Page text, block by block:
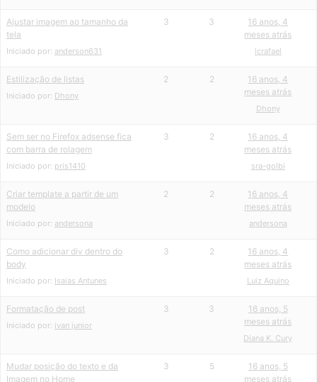
Ajustar imagem ao tamanho da
tela
Iniciado por: anderson631
3 3
16 anos, 4
meses atrás
lcrafael
Estilização de listas
Iniciado por: Dhony
2 2
16 anos, 4
meses atrás
Dhony
Sem ser no Firefox adsense fica
com barra de rolagem
Iniciado por: pris1410
3 2
16 anos, 4
meses atrás
sra-golbi
Criar template a partir de um
modelo
Iniciado por: andersona
2 2
16 anos, 4
meses atrás
andersona
Como adicionar div dentro do
body
Iniciado por: Isaias Antunes
3 2
16 anos, 4
meses atrás
Luiz Aquino
Formatação de post
Iniciado por: ivan junior
3 3
16 anos, 5
meses atrás
Diana K. Cury
Mudar posição do texto e da
Imagem no Home
3 5
16 anos, 5
meses atrás